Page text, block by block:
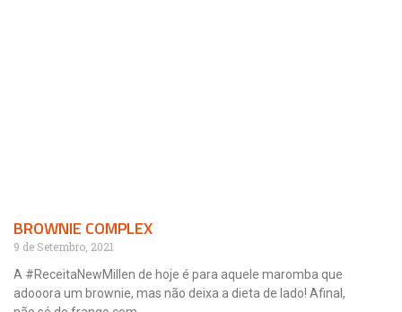
BROWNIE COMPLEX
9 de Setembro, 2021
A #ReceitaNewMillen de hoje é para aquele maromba que
adooora um brownie, mas não deixa a dieta de lado! Afinal,